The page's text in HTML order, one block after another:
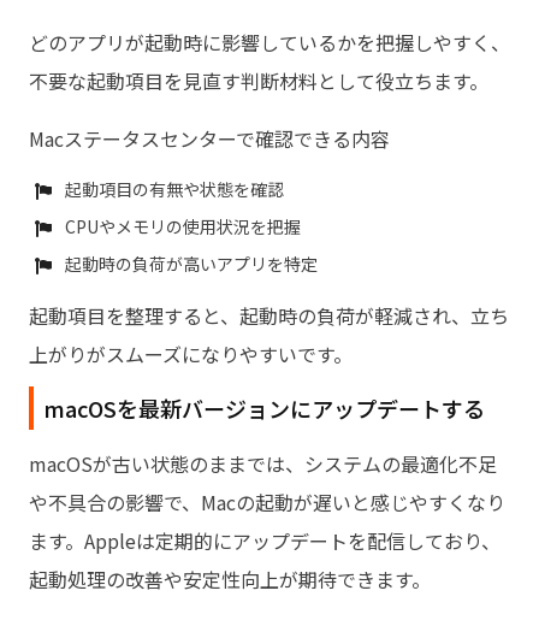
どのアプリが起動時に影響しているかを把握しやすく、
不要な起動項目を見直す判断材料として役立ちます。
Macステータスセンターで確認できる内容
起動項目の有無や状態を確認
CPUやメモリの使用状況を把握
起動時の負荷が高いアプリを特定
起動項目を整理すると、起動時の負荷が軽減され、立ち
上がりがスムーズになりやすいです。
macOSを最新バージョンにアップデートする
macOSが古い状態のままでは、システムの最適化不足
や不具合の影響で、Macの起動が遅いと感じやすくなり
ます。Appleは定期的にアップデートを配信しており、
起動処理の改善や安定性向上が期待できます。